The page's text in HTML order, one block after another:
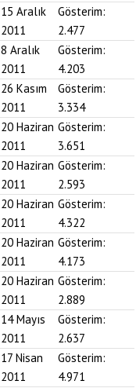
15 Aralık
2011
Gösterim:
2.477
8 Aralık
2011
Gösterim:
4.203
26 Kasım
2011
Gösterim:
3.334
20 Haziran
2011
Gösterim:
3.651
20 Haziran
2011
Gösterim:
2.593
20 Haziran
2011
Gösterim:
4.322
20 Haziran
2011
Gösterim:
4.173
20 Haziran
2011
Gösterim:
2.889
14 Mayıs
2011
Gösterim:
2.637
17 Nisan
2011
Gösterim:
4.971